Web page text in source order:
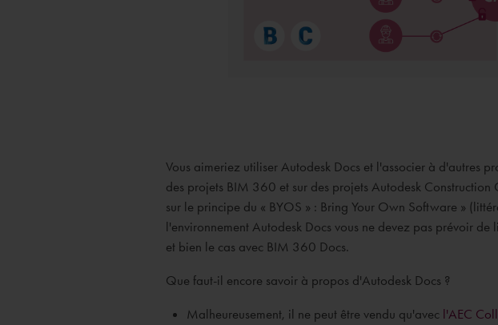
Vous aimeriez utiliser Autodesk Docs et l'associer à d'autres
des projets BIM 360 et sur des projets Autodesk
sur le principe du « BYOS » : Bring Your Own Software »
l'environnement Autodesk Docs vous ne devez pas prévoir
et bien le cas avec BIM 360 Docs.
Que faut-il encore savoir à propos d'Autodesk Docs ?
Malheureusement, il ne peut être vendu qu'avec l'AEC